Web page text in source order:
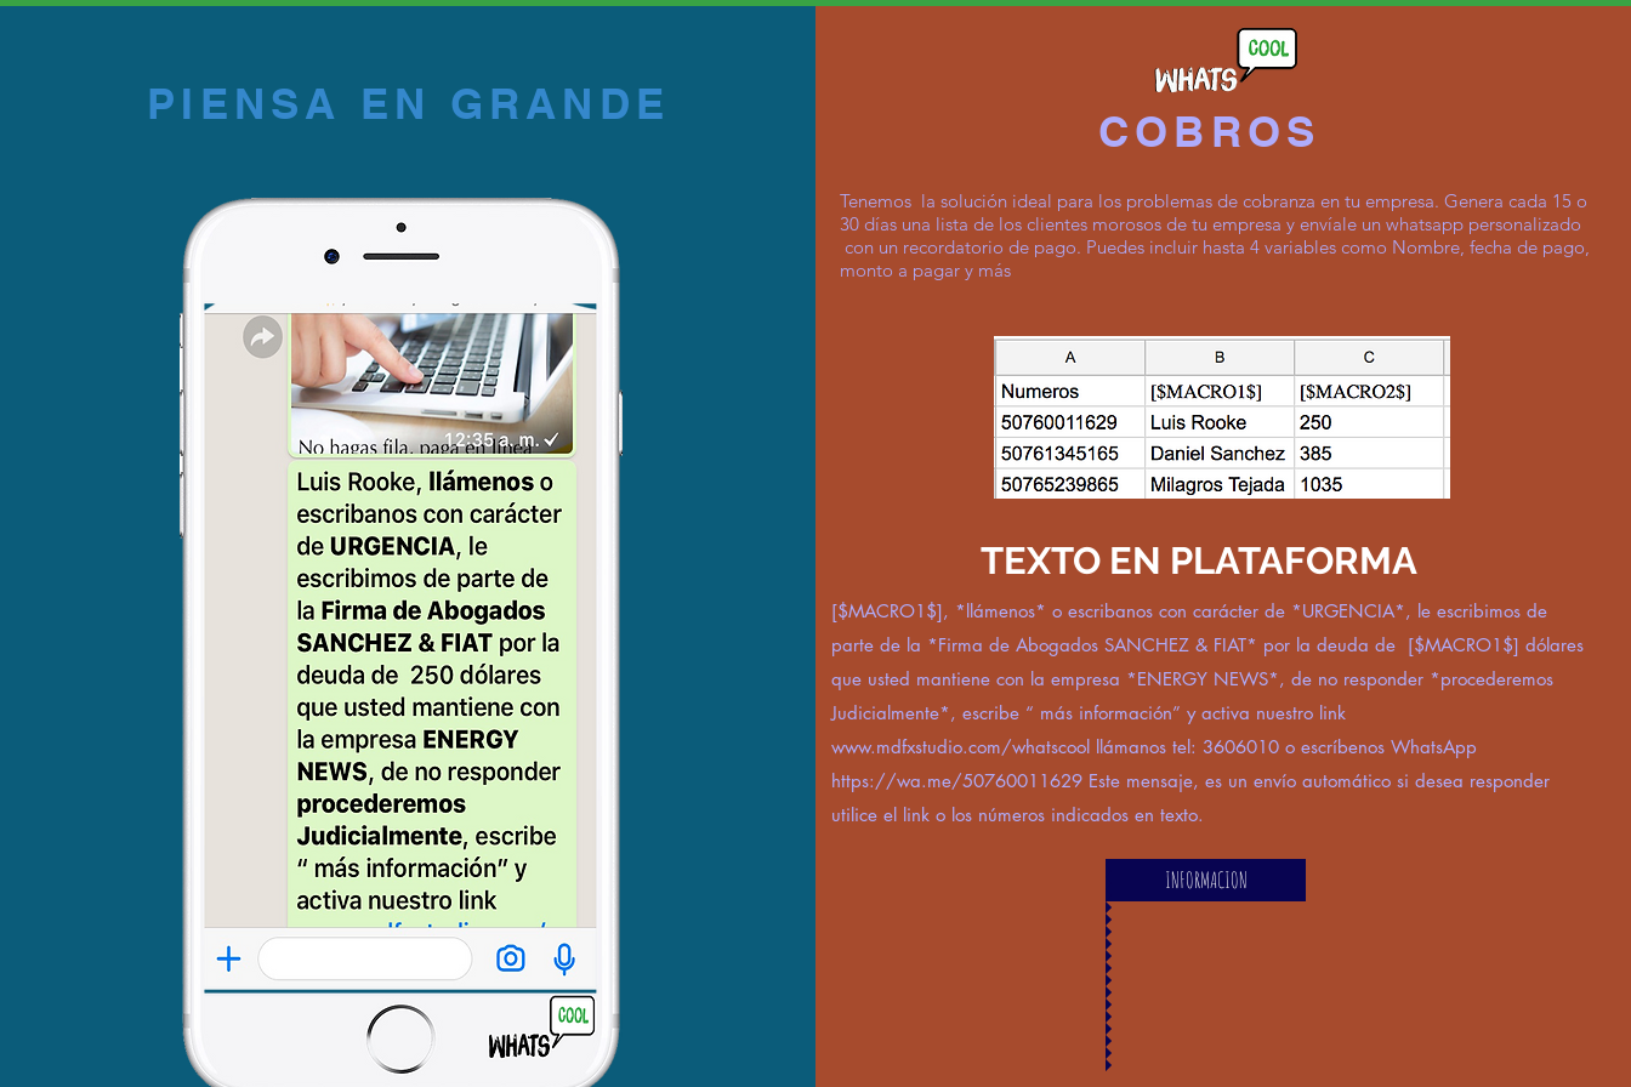
PIENSA EN GRANDE
COBROS
Tenemos la solución ideal para los problemas de cobranza en tu empresa. Genera cada 15 o
30 días una lista de los clientes morosos de tu empresa y envíale un whatsapp personalizado
con un recordatorio de pago. Puedes incluir hasta 4 variables como Nombre, fecha de pago,
monto a pagar y más
TEXTO EN PLATAFORMA
[$MACRO1$], *llámenos* o escribanos con carácter de *URGENCIA*, le escribimos de
parte de la *Firma de Abogados SANCHEZ & FIAT* por la deuda de [$MACRO1$] dólares
que usted mantiene con la empresa *ENERGY NEWS*, de no responder *procederemos
Judicialmente*, escribe “ más información” y activa nuestro link
www.mdfxstudio.com/whatscool llámanos tel: 3606010 o escríbenos WhatsApp
https://wa.me/50760011629 Este mensaje, es un envío automático si desea responder
utilice el link o los números indicados en texto.
INFORMACION